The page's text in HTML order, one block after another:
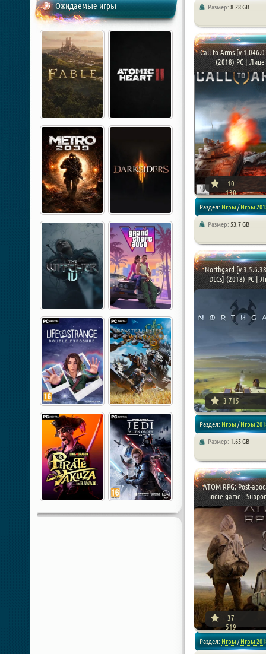
Ожидаемые игры Размер: 8.28 GB
Call to Arms [v 1.046.0
(2018) PC |
10
130
Раздел: Игры/Игры
Репаки от xatab
Размер: 53.7 GB
Northgard [v
DLCs] (2018) PC |
3 715
Раздел: Игры/Игры
Размер: 1.65 GB
ATOM RPG: Post-
indie game -
37
519
Раздел: Игры/Игры